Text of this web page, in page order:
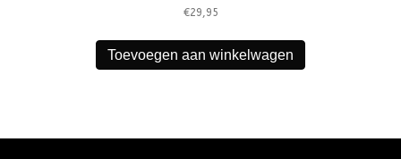
€29,95
Toevoegen aan winkelwagen